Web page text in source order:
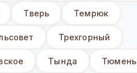
Тверь Темрюк
Трехгорный
Тында Тюмень